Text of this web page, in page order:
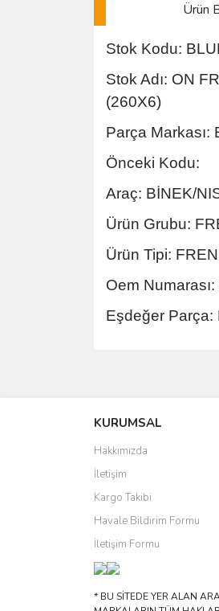
Ürün
Stok Kodu:
Stok Adı: ON
(260X6)
Parça Markası:
Önceki Kodu:
Araç: BİNEK/
Ürün Grubu:
Ürün Tipi:
Oem
Eşdeğer Parça:
Ürün resmi
Ürün
Ürün
Ürün fiyatı diğer
Bu ürüne benzer
KURUMSAL
Hakkımızda
İletişim
Kargo Takibi
Havale Bildirim Formu
İletişim Formu
* BU SİTEDE YER ALAN